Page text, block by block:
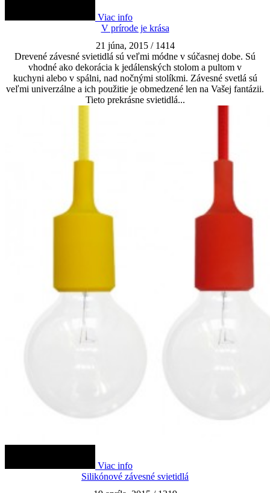
Viac info
V prírode je krása
21 júna, 2015 / 1414
Drevené závesné svietidlá sú veľmi módne v súčasnej dobe. Sú
vhodné ako dekorácia k jedálenských stolom a pultom v
kuchyni alebo v spálni, nad nočnými stolíkmi. Závesné svetlá sú
veľmi univerzálne a ich použitie je obmedzené len na Vašej fantázii.
Tieto prekrásne svietidlá...
Viac info
Silikónové závesné svietidlá